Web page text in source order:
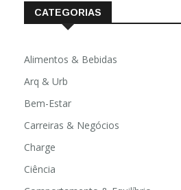
CATEGORIAS
Alimentos & Bebidas
Arq & Urb
Bem-Estar
Carreiras & Negócios
Charge
Ciência